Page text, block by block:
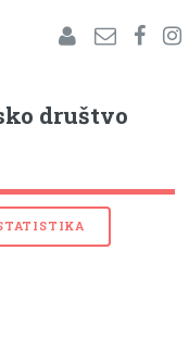
društvo